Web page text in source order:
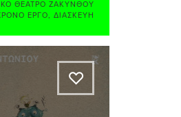
ΘΈΑΤΡΟ ΖΑΚΎΝΘΟΥ
ΈΡΓΟ ΔΙΑΣΚΕΥΉ
A